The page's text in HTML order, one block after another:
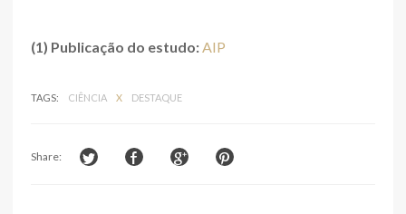
(1) Publicação do estudo:AIP
TAGS: CIÊNCIA X DESTAQUE
Share: